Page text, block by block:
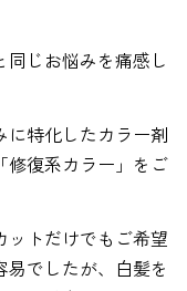
じお悩みを痛感し
に特化したカラー剤
修復系カラー」をご
トだけでもご希望
でしたが、白髪を